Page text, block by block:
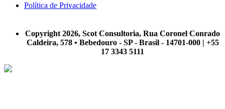
Política de Privacidade
Copyright 2026, Scot Consultoria, Rua Coronel Conrado
Caldeira, 578 • Bebedouro - SP - Brasil - 14701-000 | +55
17 3343 5111